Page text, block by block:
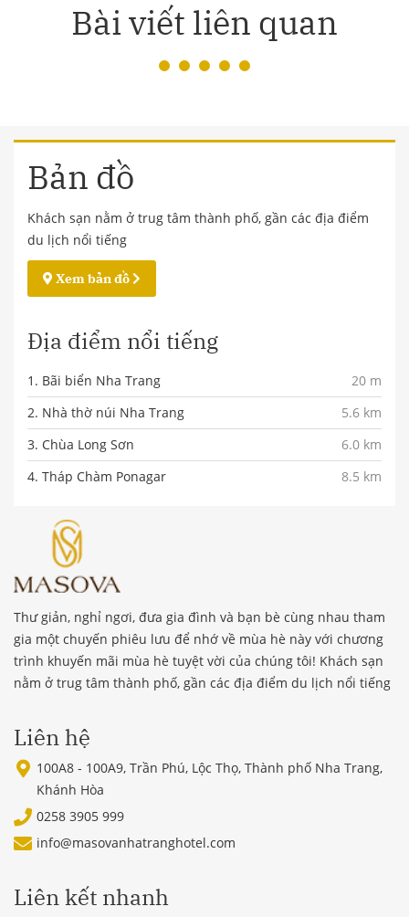
Bài viết liên quan
Bản đồ
Khách sạn nằm ở trug tâm thành phố, gần các địa điểm
du lịch nổi tiếng
Xem bản đồ
Địa điểm nổi tiếng
1. Bãi biển Nha Trang
20 m
2. Nhà thờ núi Nha Trang
5.6 km
3. Chùa Long Sơn
6.0 km
4. Tháp Chàm Ponagar
8.5 km
Thư giản, nghỉ ngơi, đưa gia đình và bạn bè cùng nhau tham
gia một chuyến phiêu lưu để nhớ về mùa hè này với chương
trình khuyến mãi mùa hè tuyệt vời của chúng tôi! Khách sạn
nằm ở trug tâm thành phố, gần các địa điểm du lịch nổi tiếng
Liên hệ
100A8 - 100A9, Trần Phú, Lộc Thọ, Thành phố Nha Trang,
Khánh Hòa
0258 3905 999
info@masovanhatranghotel.com
Liên kết nhanh